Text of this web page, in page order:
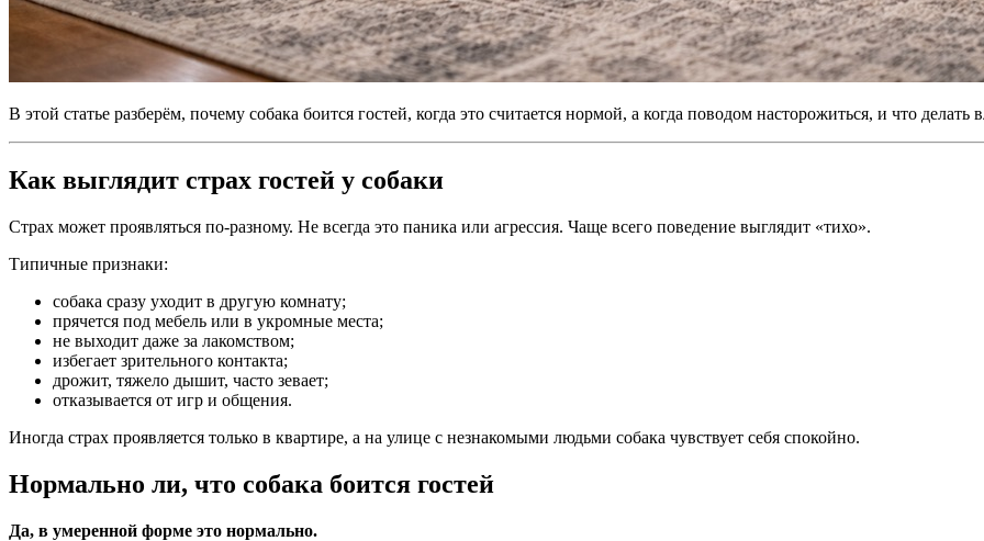
В этой статье разберём, почему собака боится гостей, когда это считается нормой, а когда поводом насторожиться, и что делать
Как выглядит страх гостей у собаки
Страх может проявляться по-разному. Не всегда это паника или агрессия. Чаще всего поведение выглядит «тихо».
Типичные признаки:
собака сразу уходит в другую комнату;
прячется под мебель или в укромные места;
не выходит даже за лакомством;
избегает зрительного контакта;
дрожит, тяжело дышит, часто зевает;
отказывается от игр и общения.
Иногда страх проявляется только в квартире, а на улице с незнакомыми людьми собака чувствует себя спокойно.
Нормально ли, что собака боится гостей
Да, в умеренной форме это нормально.